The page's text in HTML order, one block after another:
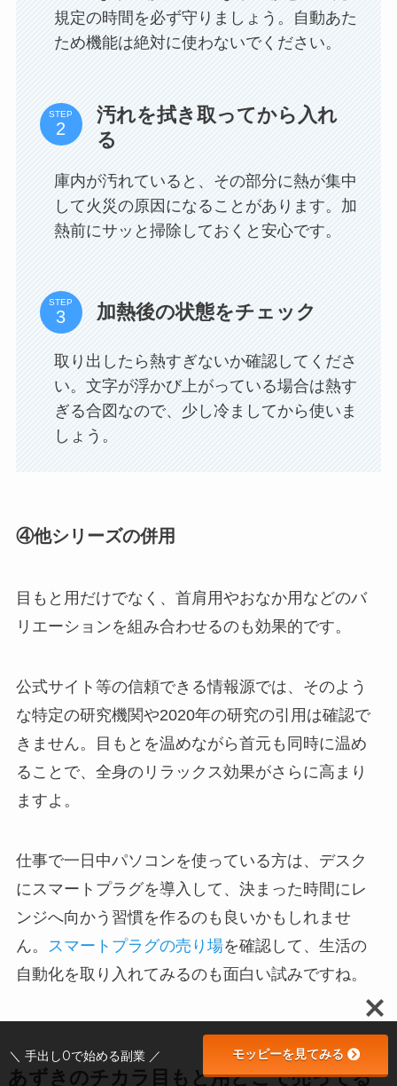
規定の時間を必ず守りましょう。自動あた
ため機能は絶対に使わないでください。
STEP
汚れを拭き取ってから入れ
る
庫内が汚れていると、その部分に熱が集中
して火災の原因になることがあります。加
熱前にサッと掃除しておくと安心です。
STEP 加熱後の状態をチェック
取り出したら熱すぎないか確認してくださ
い。文字が浮かび上がっている場合は熱す
ぎる合図なので、少し冷ましてから使いま
しょう。
④他シリーズの併用
目もと用だけでなく、首肩用やおなか用などのバ
リエーションを組み合わせるのも効果的です。
公式サイト等の信頼できる情報源では、そのよう
な特定の研究機関や2020年の研究の引用は確認で
きません。目もとを温めながら首元も同時に温め
ることで、全身のリラックス効果がさらに高まり
ますよ。
仕事で一日中パソコンを使っている方は、デスク
にスマートプラグを導入して、決まった時間にレ
ンジへ向かう習慣を作るのも良いかもしれませ
ん。
スマートプラグの売り場を確認して、生活の
自動化を取り入れてみるのも面白い試みですね。
あずきのチカラ目もと用どこで売ってる
＼ 手出し0で始める副業 ／ モッピーを見てみる